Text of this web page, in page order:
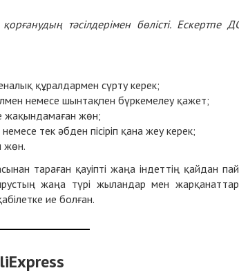
тәсілдерімен бөлісті. Ескертпе
құралдармен сүрту керек;
немесе шынтақпен бүркемелеу қажет;
жақындамаған жөн;
тек әбден пісіріп қана жеу керек;
жөн.
тараған қауіпті жаңа індеттің қайдан
жаңа түрі жыландар мен
ие болған.